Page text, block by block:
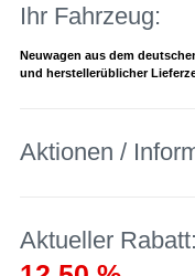
Ihr Fahrzeug:
Neuwagen aus dem
und herstellerüblicher
Aktionen /
Aktueller Rabatt: